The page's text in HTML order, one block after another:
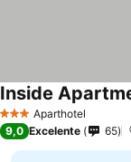
3 EstrelasAparthotel
Inside
9,0 Excelente 65